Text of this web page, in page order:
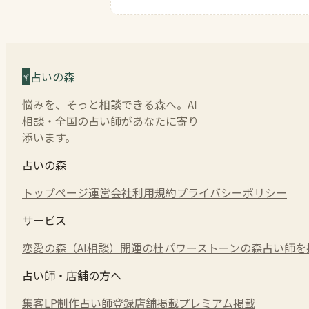
占いの森
悩みを、そっと相談できる森へ。AI
相談・全国の占い師があなたに寄り
添います。
占いの森
トップページ運営会社利用規約プライバシーポリシー
サービス
恋愛の森（AI相談） 開運の杜パワーストーンの森占い師
占い師・店舗の方へ
集客LP制作占い師登録店舗掲載プレミアム掲載